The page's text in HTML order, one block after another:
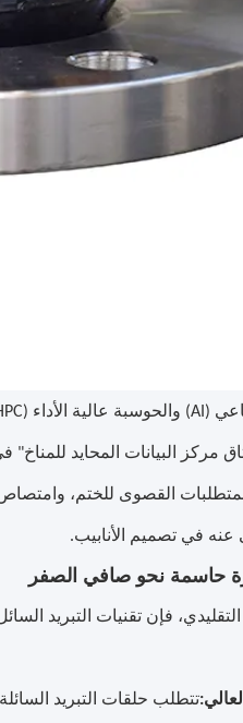
مركز البيانات المحايد
القصوى للختم،
عنه في تصميم الأنابيب.
التقليدي، فإن تقنيات التبريد
تتطلب حلقات التبريد